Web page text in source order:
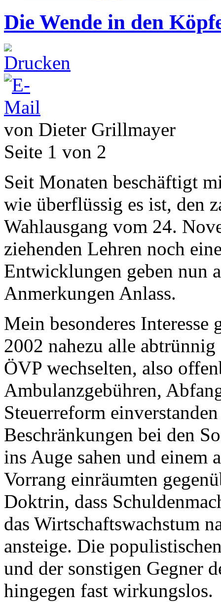
Die Wende in den
von Dieter Grillmayer
Seite 1 von 2
Seit Monaten beschäftigt
wie überflüssig es ist, den
Wahlausgang vom 24.
ziehenden Lehren noch
Entwicklungen geben nun
Anmerkungen Anlass.
Mein besonderes
2002 nahezu alle
ÖVP wechselten, also
Ambulanzgebühren,
Steuerreform
Beschränkungen bei den
ins Auge sahen und einem
Vorrang einräumten
Doktrin, dass
das Wirtschaftswachstum
ansteige. Die
und der sonstigen Gegner
hingegen fast wirkungslos.